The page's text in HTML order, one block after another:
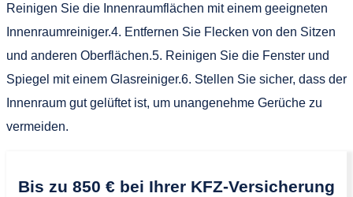
Reinigen Sie die Innenraumflächen mit einem geeigneten
Innenraumreiniger.4. Entfernen Sie Flecken von den Sitzen
und anderen Oberflächen.5. Reinigen Sie die Fenster und
Spiegel mit einem Glasreiniger.6. Stellen Sie sicher, dass der
Innenraum gut gelüftet ist, um unangenehme Gerüche zu
vermeiden.
Bis zu 850 € bei Ihrer KFZ-Versicherung